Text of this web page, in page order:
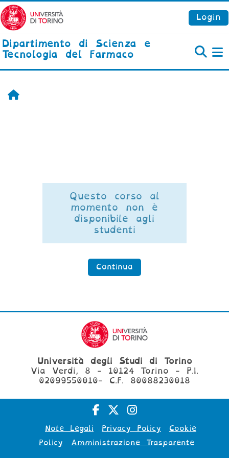
Vai al contenuto principale
Login
Dipartimento di Scienza e
Tecnologia del Farmaco
Home
Questo corso al
momento non è
disponibile agli
studenti
Continua
Università degli Studi di Torino
Via Verdi, 8 - 10124 Torino - P.I.
02099550010- C.F. 80088230018
Note Legali Privacy Policy
Cookie
Policy
Amministrazione Trasparente